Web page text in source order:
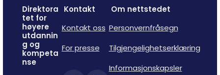
Direktora
tet for
høyere
utdannin
g og
kompeta
nse
Kontakt
Kontakt oss
For presse
Om nettstedet
Personvernfråsegn
Tilgjengelighetserklæring
Informasjonskapsler